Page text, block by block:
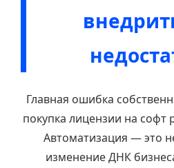
Главная ошибка
покупка лицензии на
Автоматизация — это
изменение ДНК